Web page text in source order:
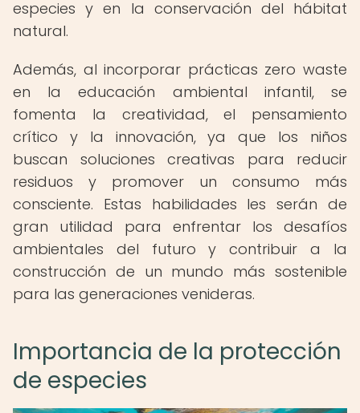
especies y en la conservación del hábitat
natural.
Además, al incorporar prácticas zero waste
en la educación ambiental infantil, se
fomenta la creatividad, el pensamiento
crítico y la innovación, ya que los niños
buscan soluciones creativas para reducir
residuos y promover un consumo más
consciente. Estas habilidades les serán de
gran utilidad para enfrentar los desafíos
ambientales del futuro y contribuir a la
construcción de un mundo más sostenible
para las generaciones venideras.
Importancia de la protección
de especies